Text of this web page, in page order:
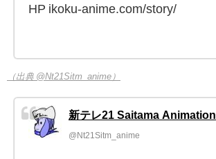
HP ikoku-anime.com/story/
（出典 @Nt21Sitm_anime）
新テレ21 Saitama Animation
@Nt21Sitm_anime